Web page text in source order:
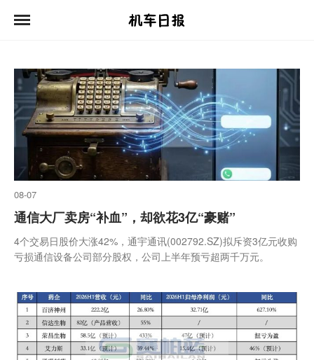
08-07
通信大厂卖房“补血”，却欲花3亿“豪赌”
4个交易日股价大涨42%，通宇通讯(002792.SZ)拟斥资3亿元收购
亏损通信设备公司部分股权，公司上半年预亏超两千万元。